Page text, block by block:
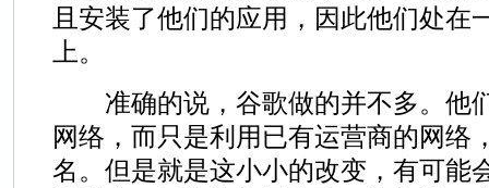
且安装了他们的应用，因此他们处在
上。
准确的说，谷歌做的并不多。他
网络，而只是利用已有运营商的网络
名。但是就是这小小的改变，有可能